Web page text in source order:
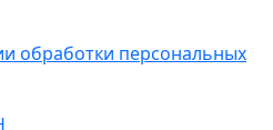
обработки персональных